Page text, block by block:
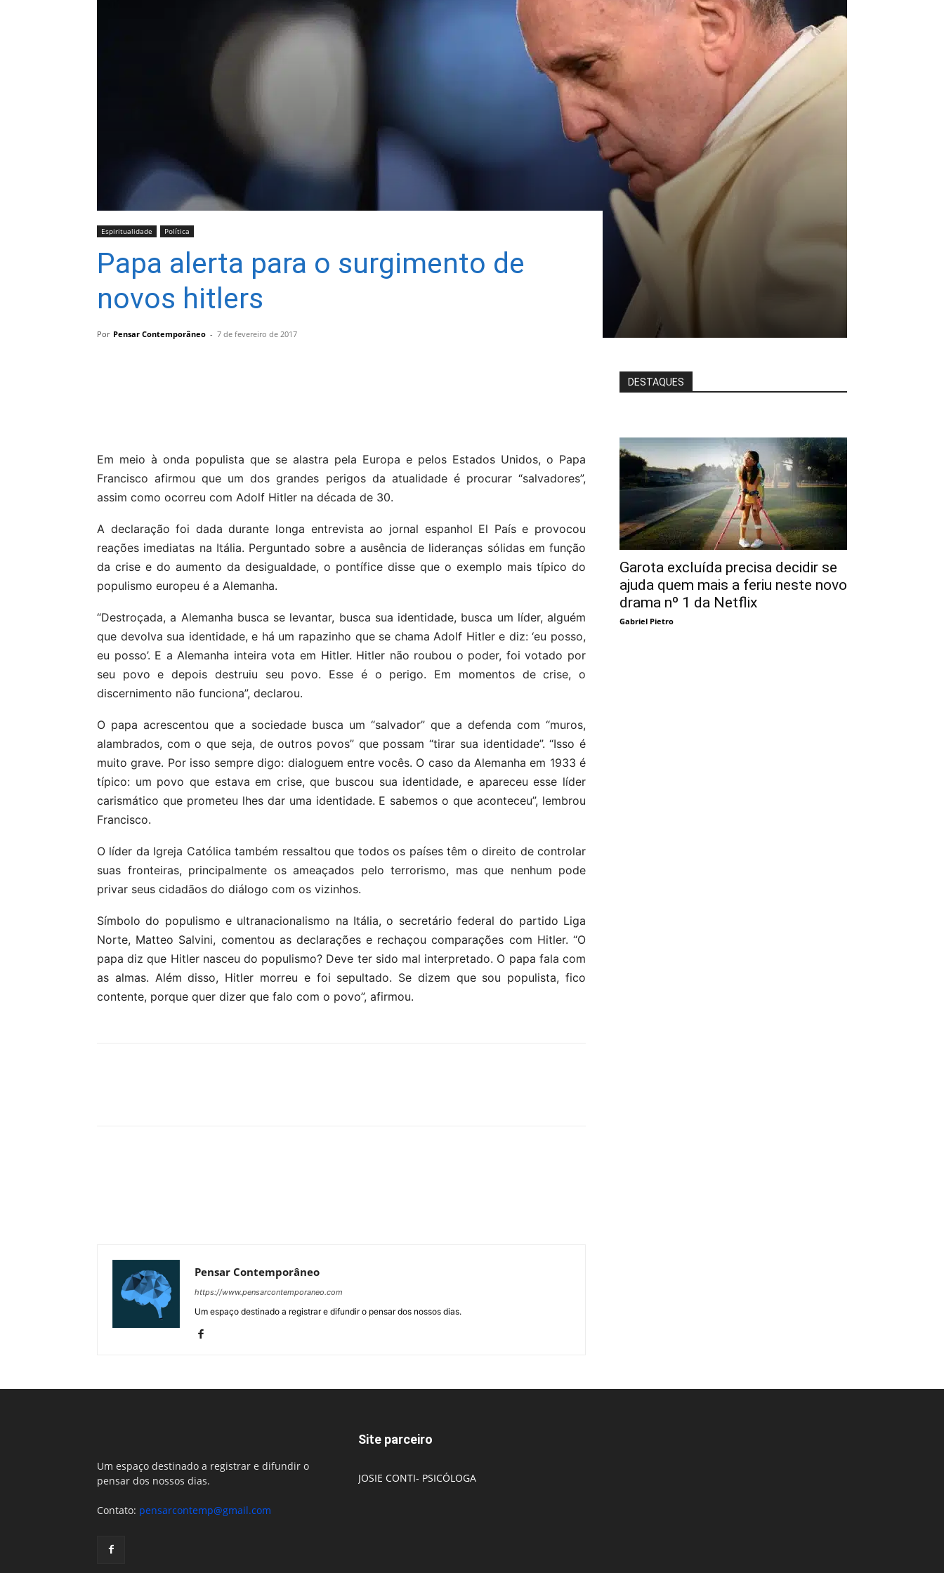
Espiritualidade Política
Papa alerta para o surgimento de
novos hitlers
Por Pensar Contemporâneo - 7 de fevereiro de 2017
Em meio à onda populista que se alastra pela Europa e pelos Estados Unidos, o Papa
Francisco afirmou que um dos grandes perigos da atualidade é procurar “salvadores”,
assim como ocorreu com Adolf Hitler na década de 30.
A declaração foi dada durante longa entrevista ao jornal espanhol El País e provocou
reações imediatas na Itália. Perguntado sobre a ausência de lideranças sólidas em função
da crise e do aumento da desigualdade, o pontífice disse que o exemplo mais típico do
populismo europeu é a Alemanha.
“Destroçada, a Alemanha busca se levantar, busca sua identidade, busca um líder, alguém
que devolva sua identidade, e há um rapazinho que se chama Adolf Hitler e diz: ‘eu posso,
eu posso’. E a Alemanha inteira vota em Hitler. Hitler não roubou o poder, foi votado por
seu povo e depois destruiu seu povo. Esse é o perigo. Em momentos de crise, o
discernimento não funciona”, declarou.
O papa acrescentou que a sociedade busca um “salvador” que a defenda com “muros,
alambrados, com o que seja, de outros povos” que possam “tirar sua identidade”. “Isso é
muito grave. Por isso sempre digo: dialoguem entre vocês. O caso da Alemanha em 1933 é
típico: um povo que estava em crise, que buscou sua identidade, e apareceu esse líder
carismático que prometeu lhes dar uma identidade. E sabemos o que aconteceu”, lembrou
Francisco.
O líder da Igreja Católica também ressaltou que todos os países têm o direito de controlar
suas fronteiras, principalmente os ameaçados pelo terrorismo, mas que nenhum pode
privar seus cidadãos do diálogo com os vizinhos.
Símbolo do populismo e ultranacionalismo na Itália, o secretário federal do partido Liga
Norte, Matteo Salvini, comentou as declarações e rechaçou comparações com Hitler. “O
papa diz que Hitler nasceu do populismo? Deve ter sido mal interpretado. O papa fala com
as almas. Além disso, Hitler morreu e foi sepultado. Se dizem que sou populista, fico
contente, porque quer dizer que falo com o povo”, afirmou.
Pensar Contemporâneo
https://www.pensarcontemporaneo.com
Um espaço destinado a registrar e difundir o pensar dos nossos dias.
DESTAQUES
Garota excluída precisa decidir se
ajuda quem mais a feriu neste novo
drama nº 1 da Netflix
Gabriel Pietro
Um espaço destinado a registrar e difundir o
pensar dos nossos dias.
Contato: pensarcontemp@gmail.com
Site parceiro
JOSIE CONTI- PSICÓLOGA